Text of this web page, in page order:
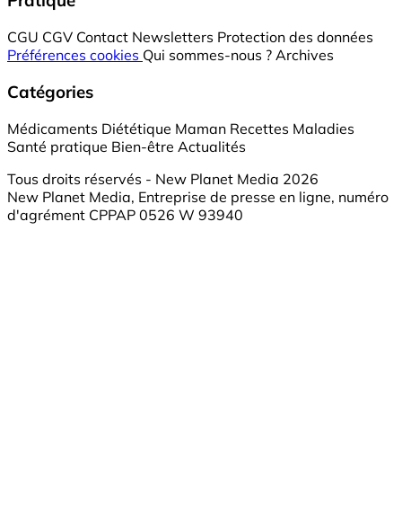
CGU CGV Contact Newsletters Protection des données
Préférences cookies Qui sommes-nous ? Archives
Catégories
Médicaments Diététique Maman Recettes Maladies
Santé pratique Bien-être Actualités
Tous droits réservés - New Planet Media 2026
New Planet Media, Entreprise de presse en ligne, numéro
d'agrément CPPAP 0526 W 93940